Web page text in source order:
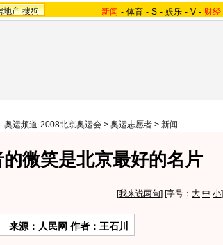
地产 搜狗 新闻 - 体育 - S - 娱乐 - V - 财经
奥运频道-2008北京奥运会 > 奥运志愿者 > 新闻
微笑是北京最好的名片
[我来说两句] [字号： 大 中 小]
来源：人民网 作者：王石川